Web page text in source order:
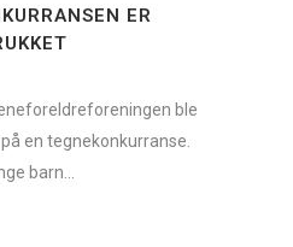
ER
ble
en tegnekonkurranse.
barn...